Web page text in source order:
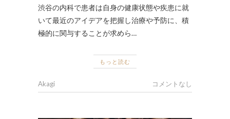
渋谷の内科で患者は自身の健康状態や疾患に就
いて最近のアイデアを把握し治療や予防に、積
極的に関与することが求めら…
もっと読む
Akagi コメントなし